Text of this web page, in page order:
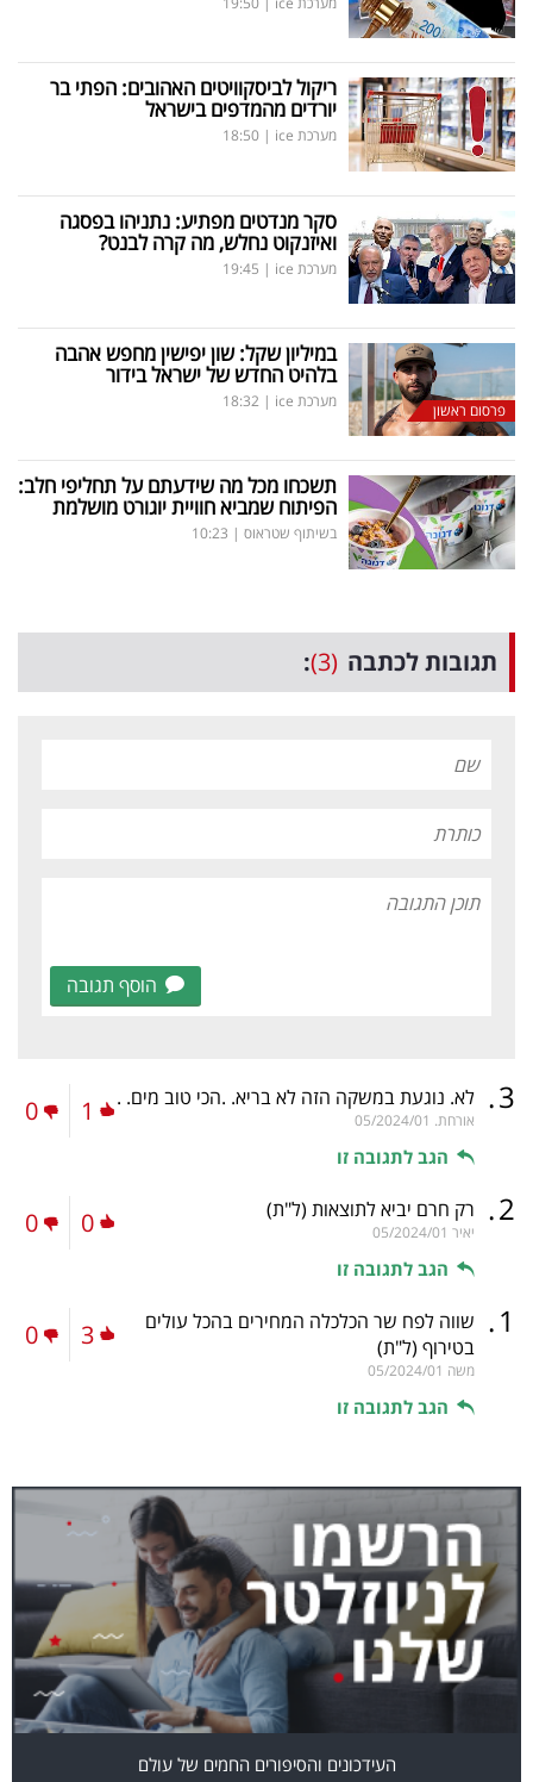
ריקול לביסקוויטים האהובים: הפתי בר
יורדים מהמדפים בישראל
מערכת ice |
18:50
סקר מנדטים מפתיע: נתניהו בפסגה
ואיזנקוט נחלש, מה קרה לבנט?
מערכת ice |
19:45
פרסום ראשון
במיליון שקל: שון יפישין מחפש אהבה
בלהיט החדש של ישראל בידור
מערכת ice |
18:32
תשכחו מכל מה שידעתם על תחליפי חלב:
הפיתוח שמביא חוויית יוגורט מושלמת
בשיתוף שטראוס |
10:23
תגובות לכתבה (3)
:
הוסף תגובה
3
. לא. נוגעת במשקה הזה לא בריא. .הכי טוב מים. .
אורחת. 05/2024/01
הגב לתגובה זו
1
0
2
. רק חרם יביא לתוצאות (ל"ת)
יאיר 05/2024/01
הגב לתגובה זו
0
0
1
. שווה לפח שר הכלכלה המחירים בהכל עולים
בטירוף (ל"ת)
משה 05/2024/01
הגב לתגובה זו
3
0
העידכונים והסיפורים החמים של עולם